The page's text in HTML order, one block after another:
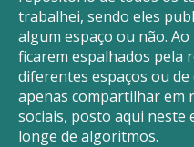
trabalhei, sendo eles
algum espaço ou não. Ao
ficarem espalhados pela
diferentes espaços ou
apenas compartilhar em
sociais, posto aqui neste
longe de algoritmos.